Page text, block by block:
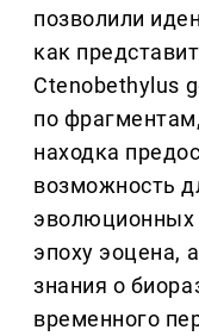
позволили
как
Ctenobethylus
по
находка
возможность
эволюционных
эпоху эоцена,
знания о
временного